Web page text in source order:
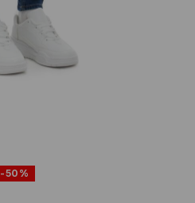
-50%